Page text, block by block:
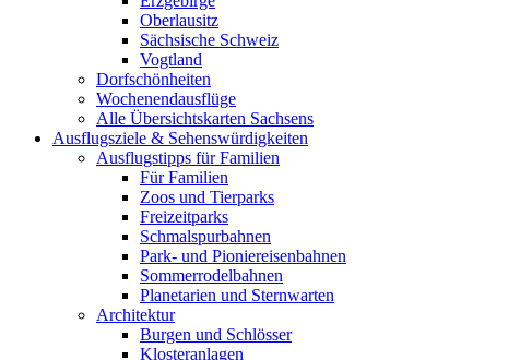
Oberlausitz
Sächsische Schweiz
Vogtland
Dorfschönheiten
Wochenendausflüge
Alle Übersichtskarten Sachsens
Ausflugsziele & Sehenswürdigkeiten
Ausflugstipps für Familien
Für Familien
Zoos und Tierparks
Freizeitparks
Schmalspurbahnen
Park- und Pioniereisenbahnen
Sommerrodelbahnen
Planetarien und Sternwarten
Architektur
Burgen und Schlösser
Klosteranlagen